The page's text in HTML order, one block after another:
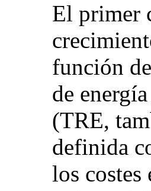
El primer
función
de
(TRE,
definida
los costes